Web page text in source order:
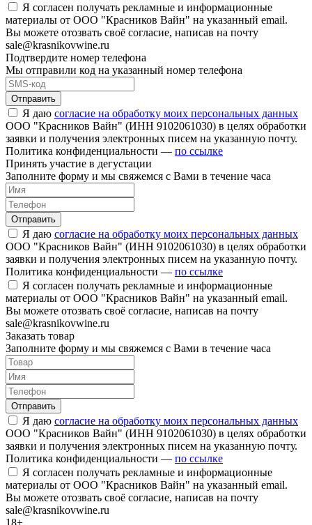
Я согласен получать рекламные и информационные
материалы от ООО "Красников Вайн" на указанный email.
Вы можете отозвать своё согласие, написав на почту
sale@krasnikovwine.ru
Подтвердите номер телефона
Мы отправили код на указанный номер телефона
Отправить
Я даю согласие на обработку моих персональных данных
ООО "Красников Вайн" (ИНН 9102061030) в целях обработки
заявки и получения электронных писем на указанную почту.
Политика конфиденциальности — по ссылке
Принять участие в дегустации
Заполните форму и мы свяжемся с Вами в течение часа
Отправить
Я даю согласие на обработку моих персональных данных
ООО "Красников Вайн" (ИНН 9102061030) в целях обработки
заявки и получения электронных писем на указанную почту.
Политика конфиденциальности — по ссылке
Я согласен получать рекламные и информационные
материалы от ООО "Красников Вайн" на указанный email.
Вы можете отозвать своё согласие, написав на почту
sale@krasnikovwine.ru
Заказать товар
Заполните форму и мы свяжемся с Вами в течение часа
Отправить
Я даю согласие на обработку моих персональных данных
ООО "Красников Вайн" (ИНН 9102061030) в целях обработки
заявки и получения электронных писем на указанную почту.
Политика конфиденциальности — по ссылке
Я согласен получать рекламные и информационные
материалы от ООО "Красников Вайн" на указанный email.
Вы можете отозвать своё согласие, написав на почту
sale@krasnikovwine.ru
18+